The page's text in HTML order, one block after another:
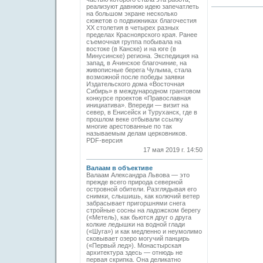
реализуют давнюю идею запечатлеть
на большом экране несколько
сюжетов о подвижниках благочестия
ХХ столетия в четырех разных
пределах Красноярского края. Ранее
съемочная группа побывала на
востоке (в Канске) и на юге (в
Минусинске) региона. Экспедиция на
запад, в Ачинское благочиние, на
живописные берега Чулыма, стала
возможной после победы заявки
Издательского дома «Восточная
Сибирь» в международном грантовом
конкурсе проектов «Православная
инициатива». Впереди — визит на
север, в Енисейск и Туруханск, где в
прошлом веке отбывали ссылку
многие арестованные по так
называемым делам церковников.
PDF-версия
17 мая 2019 г. 14:50
Валаам в объективе
Валаам Александра Львова — это
прежде всего природа северной
островной обители. Разглядывая его
снимки, слышишь, как колючий ветер
забрасывает пригоршнями снега
стройные сосны на ладожском берегу
(«Метель), как бьются друг о друга
колкие ледышки на водной глади
(«Шуга») и как медленно и неумолимо
сковывает озеро могучий панцирь
(«Первый лед»). Монастырская
архитектура здесь — отнюдь не
первая скрипка. Она деликатно